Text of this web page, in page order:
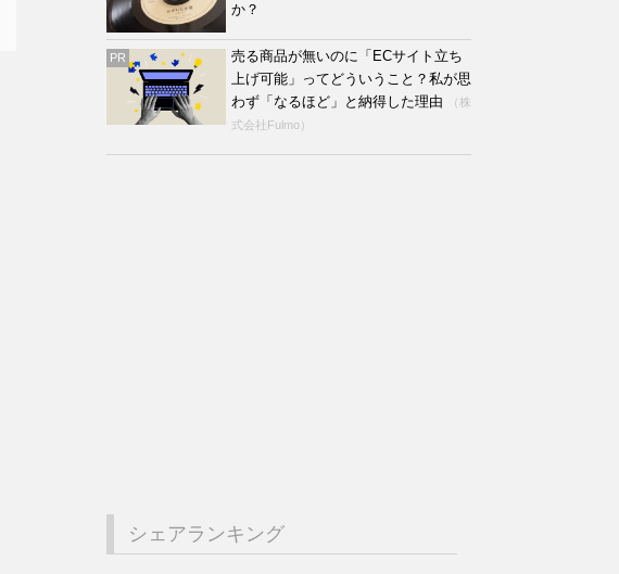
か？
PR
売る商品が無いのに「ECサイト立ち
上げ可能」ってどういうこと？私が思
わず「なるほど」と納得した理由
（株
式会社Fulmo）
シェアランキング